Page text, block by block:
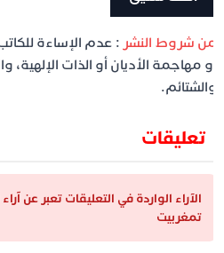
شروط النشر: عدم الإساءة
مهاجمة الأديان أو الذات الإلهية،
تعليقات
الآراء الواردة في التعليقات تعبر عن
تمغربيت